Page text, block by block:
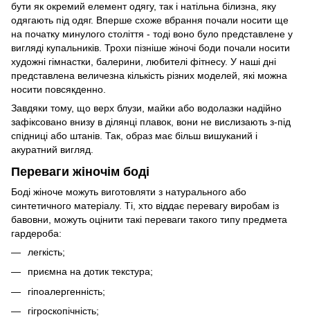
бути як окремий елемент одягу, так і натільна білизна, яку
одягають під одяг. Вперше схоже вбрання почали носити ще
на початку минулого століття - тоді воно було представлене у
вигляді купальників. Трохи пізніше жіночі боди почали носити
художні гімнастки, балерини, любителі фітнесу. У наші дні
представлена величезна кількість різних моделей, які можна
носити повсякденно.
Завдяки тому, що верх блузи, майки або водолазки надійно
зафіксовано внизу в ділянці плавок, вони не вислизають з-під
спідниці або штанів. Так, образ має більш вишуканий і
акуратний вигляд.
Переваги жіночім боді
Боді жіноче можуть виготовляти з натурального або
синтетичного матеріалу. Ті, хто віддає перевагу виробам із
бавовни, можуть оцінити такі переваги такого типу предмета
гардероба:
легкість;
приємна на дотик текстура;
гіпоалергенність;
гігроскопічність;